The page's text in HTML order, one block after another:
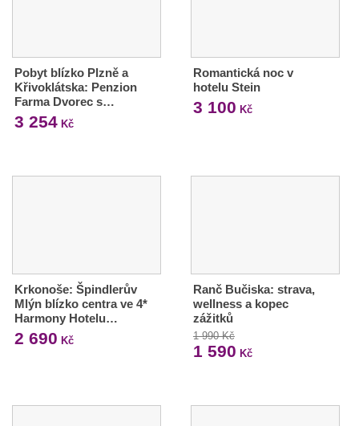
Pobyt blízko Plzně a
Křivoklátska: Penzion
Farma Dvorec s…
3 254 Kč
Romantická noc v
hotelu Stein
3 100 Kč
Krkonoše: Špindlerův
Mlýn blízko centra ve 4*
Harmony Hotelu…
2 690 Kč
Ranč Bučiska: strava,
wellness a kopec
zážitků
1 990 Kč
1 590 Kč